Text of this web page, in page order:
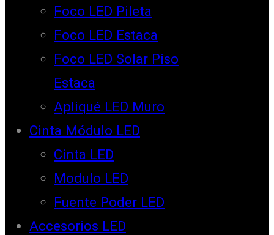
Foco LED Pileta
Foco LED Estaca
Foco LED Solar Piso
Estaca
Apliqué LED Muro
Cinta Módulo LED
Cinta LED
Modulo LED
Fuente Poder LED
Accesorios LED